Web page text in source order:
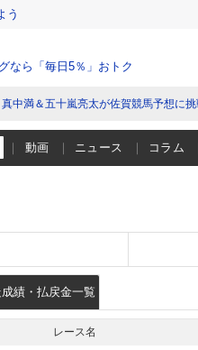
う
なら「毎日5％」おトク
真中満＆五十嵐亮太が佐賀競馬予想に挑
動画 ニュース コラム
績・払戻金一覧
レース名